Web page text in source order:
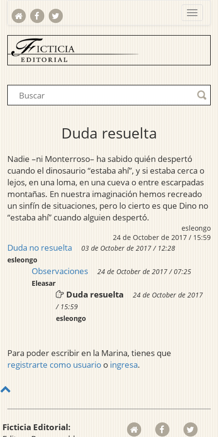
Duda resuelta
Nadie –ni Monterroso– ha sabido quién despertó
cuando el dinosaurio “estaba ahí”, y si estaba cerca o
lejos, en una loma, en una cueva o entre escarpadas
montañas. En nuestra imaginación hemos recreado
un sinfín de situaciones, pero lo cierto es que Dino no
“estaba ahí” cuando alguien despertó.
esleongo
24 de October de 2017 / 15:59
Duda no resuelta
03 de October de 2017 / 12:28
esleongo
Observaciones
24 de October de 2017 / 07:25
Eleasar
Duda resuelta
24 de October de 2017
/ 15:59
esleongo
Para poder escribir en la Marina, tienes que
registrarte como usuario o ingresa.
Ficticia Editorial: